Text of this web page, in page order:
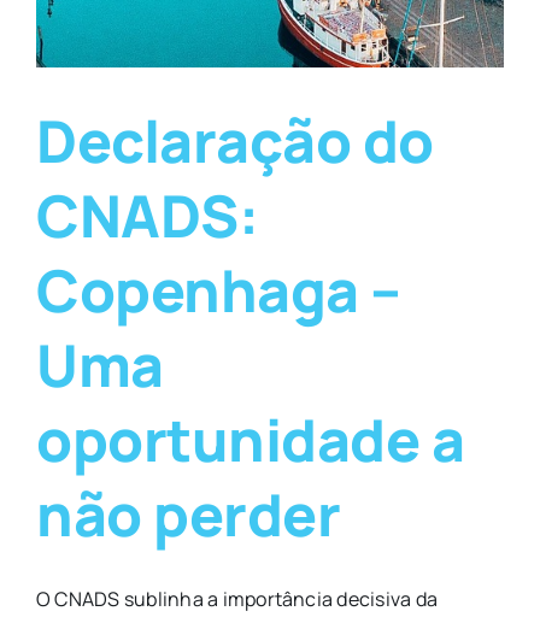
Declaração do
CNADS:
Copenhaga –
Uma
oportunidade a
não perder
O CNADS sublinha a importância decisiva da